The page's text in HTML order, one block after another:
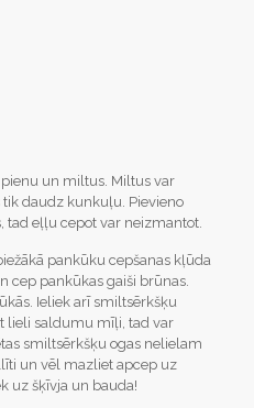
un miltus. Miltus var
tik daudz kunkuļu. Pievieno
tad eļļu cepot var neizmantot.
pankūku cepšanas kļūda
cep pankūkas gaiši brūnas.
Ieliek arī smiltsērkšķu
lieli saldumu mīļi, tad var
smiltsērkšķu ogas nelielam
un vēl mazliet apcep uz
uz šķīvja un bauda!